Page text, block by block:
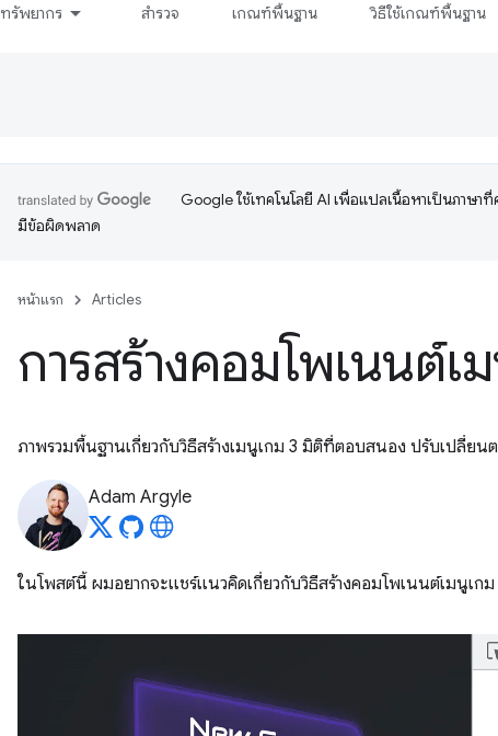
ทรัพยากร สำรวจ เกณฑ์พื้นฐาน วิธีใช้เกณฑ์พื้นฐาน
Google ใช้เทคโนโลยี AI เพื่อแปลเนื้อหาเป็นภาษา
มีข้อผิดพลาด
หน้าแรก Articles
การสร้างคอมโพเนนต์เ
ภาพรวมพื้นฐานเกี่ยวกับวิธีสร้างเมนูเกม 3 มิติที่ตอบสนอง ปรับเปลี่ยน
Adam Argyle
ในโพสต์นี้ ผมอยากจะแชร์แนวคิดเกี่ยวกับวิธีสร้างคอมโพเนนต์เมนูเก